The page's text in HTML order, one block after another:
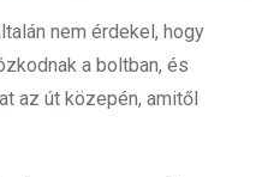
nem érdekel, hogy
a boltban, és
az út közepén, amitől